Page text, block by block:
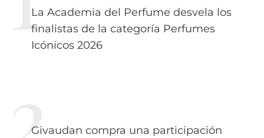
La Academia del Perfume desvela los
finalistas de la categoría Perfumes
Icónicos 2026
Givaudan compra una participación